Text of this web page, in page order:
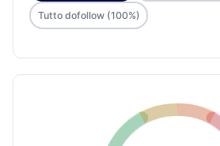
Tutto dofollow (100%)